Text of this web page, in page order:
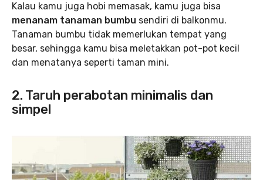
Kalau kamu juga hobi memasak, kamu juga bisa
menanam tanaman bumbu sendiri di balkonmu.
Tanaman bumbu tidak memerlukan tempat yang
besar, sehingga kamu bisa meletakkan pot-pot kecil
dan menatanya seperti taman mini.
2. Taruh perabotan minimalis dan
simpel